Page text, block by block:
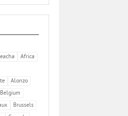
Africa
Alonzo
Belgium
Brussels